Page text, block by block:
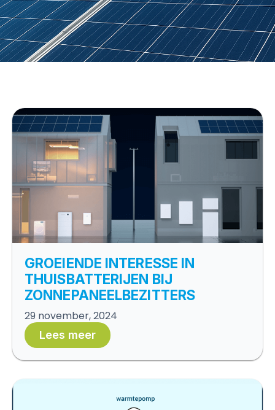
GROEIENDE INTERESSE IN
THUISBATTERIJEN BIJ
ZONNEPANEELBEZITTERS
29 november, 2024
Lees meer